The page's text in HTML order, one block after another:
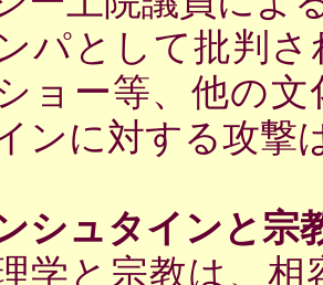
パとして批判
ョー等、他の
ンに対する攻撃
シュタインと宗
学と宗教は、相